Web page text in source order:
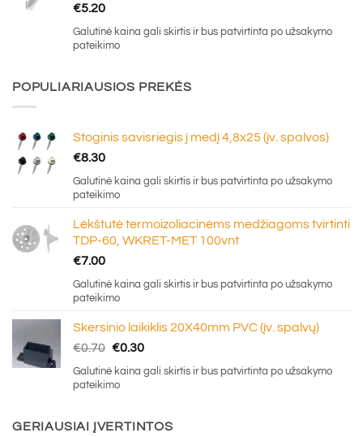
€5.20
Galutinė kaina gali skirtis ir bus patvirtinta po užsakymo
pateikimo
POPULIARIAUSIOS PREKĖS
Stoginis savisriegis į medį 4,8x25 (įv. spalvos)
€8.30
Galutinė kaina gali skirtis ir bus patvirtinta po užsakymo
pateikimo
Lėkštutė termoizoliacinėms medžiagoms tvirtinti
TDP-60, WKRET-MET 100vnt
€7.00
Galutinė kaina gali skirtis ir bus patvirtinta po užsakymo
pateikimo
Skersinio laikiklis 20X40mm PVC (įv. spalvų)
€0.70 Original
price
was:
€0.30Current
price
is:
Galutinė kaina gali skirtis ir bus patvirtinta po užsakymo
pateikimo
GERIAUSIAI ĮVERTINTOS